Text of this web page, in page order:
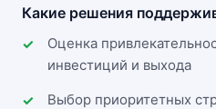
Какие решения
Оценка
инвестиций и выхода
Выбор приоритетных